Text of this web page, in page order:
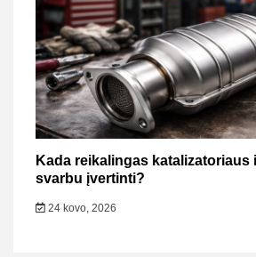
Kada reikalingas katalizatoriaus
svarbu įvertinti?
24 kovo, 2026